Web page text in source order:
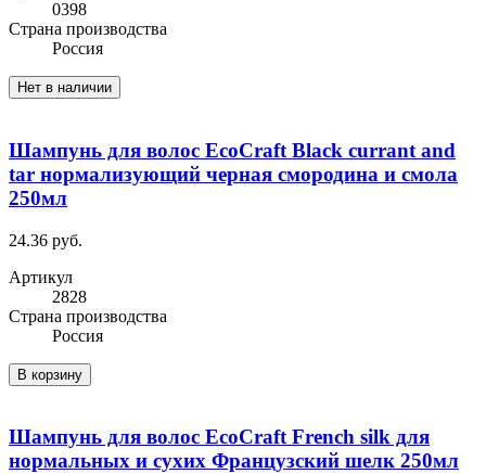
0398
Cтрана производства
Россия
Нет в наличии
Шампунь для волос EcoCraft Black currant and
tar нормализующий черная смородина и смола
250мл
24.36 руб.
Артикул
2828
Cтрана производства
Россия
В корзину
Шампунь для волос EcoCraft French silk для
нормальных и сухих Французский шелк 250мл